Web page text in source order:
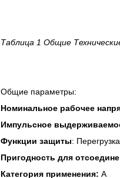
Таблица 1 Общие
Общие параметры:
Номинальное рабочее
Импульсное
Функции защиты:
Пригодность для
Категория применения: A